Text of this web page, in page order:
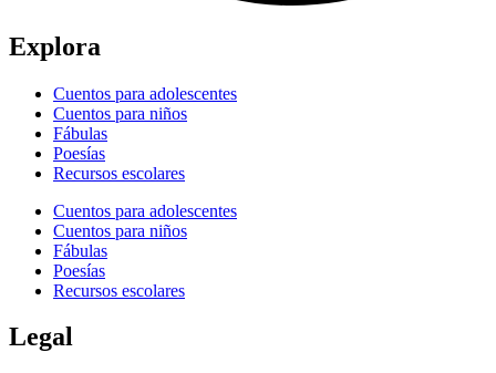
Explora
Cuentos para adolescentes
Cuentos para niños
Fábulas
Poesías
Recursos escolares
Cuentos para adolescentes
Cuentos para niños
Fábulas
Poesías
Recursos escolares
Legal